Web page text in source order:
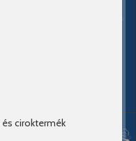
és ciroktermék